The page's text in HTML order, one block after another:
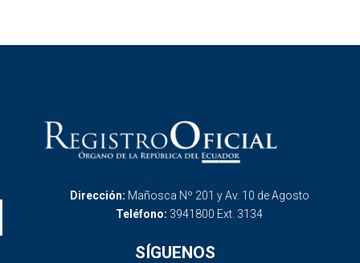
Dirección: Mañosca Nº 201 y Av. 10 de Agosto
Teléfono: 3941800 Ext. 3134
SÍGUENOS